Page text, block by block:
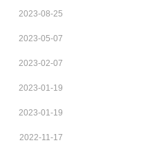
2023-08-25
2023-05-07
2023-02-07
2023-01-19
2023-01-19
2022-11-17